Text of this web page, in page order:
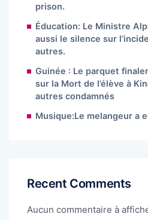
prison.
Éducation: Le Ministre
aussi le silence sur
autres.
Guinée : Le parquet
sur la Mort de l’élève à
autres condamnés
Musique:Le melangeur a
Recent Comments
Aucun commentaire à